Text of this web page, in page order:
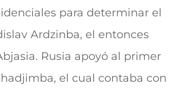
para determinar el
Ardzinba, el entonces
Rusia apoyó al primer
el cual contaba con